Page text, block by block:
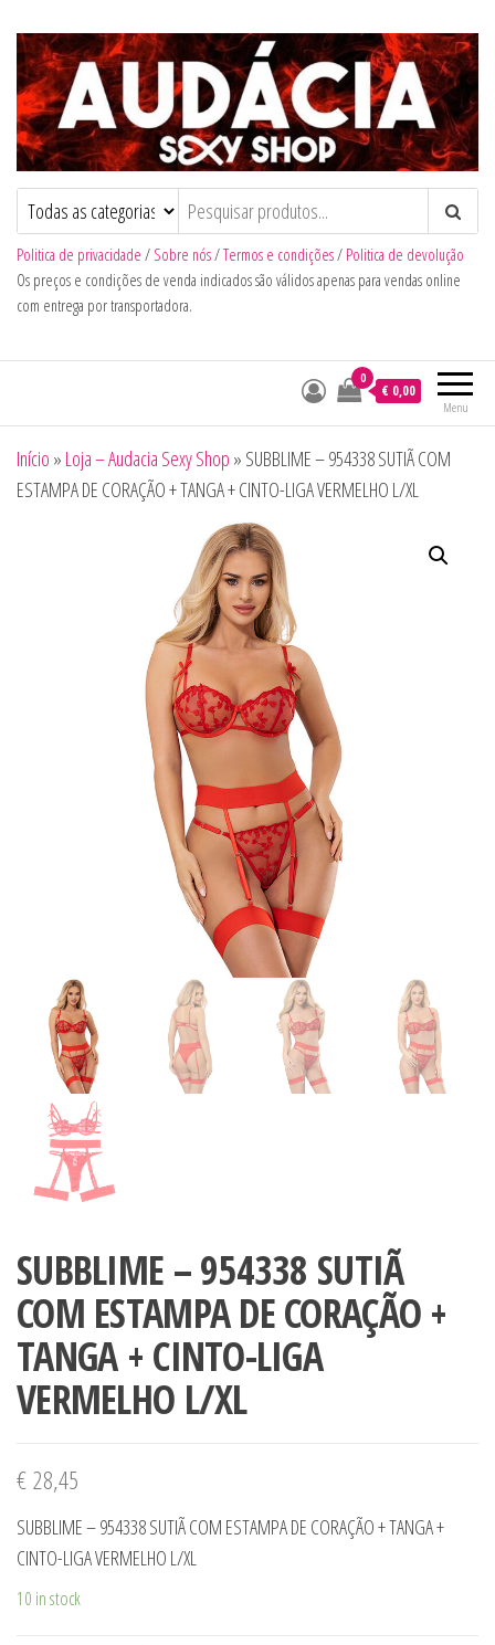
Audacia Sexy Shop
Politica de privacidade / Sobre nós/Termos e condições/ Politica de devolução
Os preços e condições de venda indicados são válidos apenas para vendas online
com entrega por transportadora.
Menu
0
€ 0,00
Início » Loja – Audacia Sexy Shop » SUBBLIME – 954338 SUTIÃ COM
ESTAMPA DE CORAÇÃO + TANGA + CINTO-LIGA VERMELHO L/XL
SUBBLIME – 954338 SUTIÃ
COM ESTAMPA DE CORAÇÃO +
TANGA + CINTO-LIGA
VERMELHO L/XL
€28,45
SUBBLIME – 954338 SUTIÃ COM ESTAMPA DE CORAÇÃO + TANGA +
CINTO-LIGA VERMELHO L/XL
10 in stock